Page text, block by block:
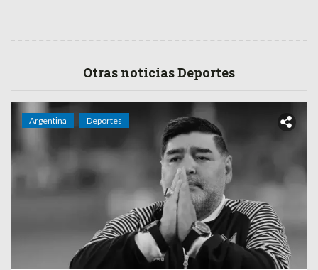
Otras noticias Deportes
Argentina Deportes